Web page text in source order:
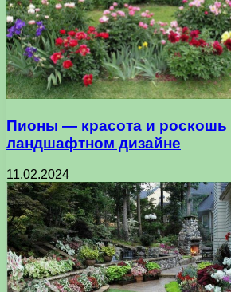
Пионы — красота и роскошь
ландшафтном дизайне
11.02.2024